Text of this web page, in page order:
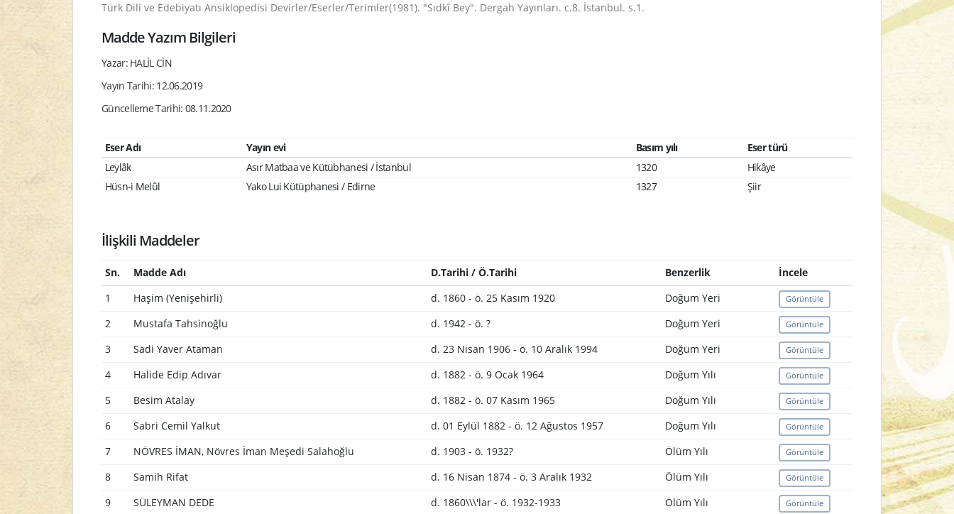
Türk Dili ve Edebiyatı Ansiklopedisi Devirler/Eserler/Terimler(1981). "Sıdkî Bey". Dergah Yayınları. c.8. İstanbul. s.1.
Madde Yazım Bilgileri
Yazar: HALİL CİN
Yayın Tarihi: 12.06.2019
Güncelleme Tarihi: 08.11.2020
Eser Adı Yayın evi Basım yılı
Eser türü
Leylâk
Asır Matbaa ve Kütübhanesi / İstanbul 1320
Hikâye
Hüsn-i Melûl
Yako Lui Kütüphanesi / Edirne 1327 Şiir
İlişkili Maddeler
Sn. Madde Adı D.Tarihi / Ö.Tarihi Benzerlik
İncele
1
Haşim (Yenişehirli) d. 1860 - ö. 25 Kasım 1920 Doğum Yeri Görüntüle
2 Mustafa Tahsinoğlu d. 1942 - ö. ? Doğum Yeri Görüntüle
3 Sadi Yaver Ataman d. 23 Nisan 1906 - ö. 10 Aralık 1994 Doğum Yeri Görüntüle
4 Halide Edip Adıvar d. 1882 - ö. 9 Ocak 1964 Doğum Yılı Görüntüle
5 Besim Atalay d. 1882 - ö. 07 Kasım 1965 Doğum Yılı Görüntüle
6 Sabri Cemil Yalkut d. 01 Eylül 1882 - ö. 12 Ağustos 1957 Doğum Yılı Görüntüle
7 NÖVRES İMAN, Növres İman Meşedi Salahoğlu d. 1903 - ö. 1932? Ölüm Yılı Görüntüle
8 Samih Rifat d. 16 Nisan 1874 - ö. 3 Aralık 1932 Ölüm Yılı Görüntüle
9 SÜLEYMAN DEDE d. 1860\\\'lar - ö. 1932-1933 Ölüm Yılı Görüntüle